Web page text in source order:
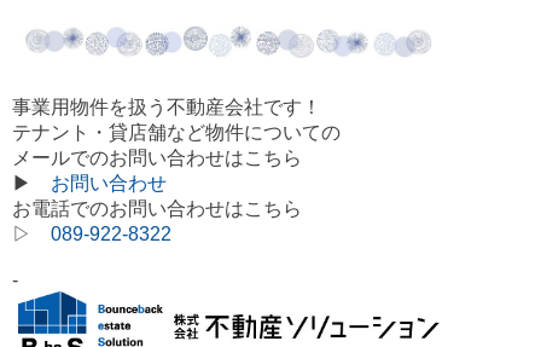
事業用物件を扱う不動産会社です！
テナント・貸店舗など物件についての
メールでのお問い合わせはこちら
▶ お問い合わせ
お電話でのお問い合わせはこちら
▷ 089-922-8322
-